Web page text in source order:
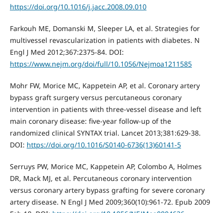
https://doi.org/10.1016/j.jacc.2008.09.010
Farkouh ME, Domanski M, Sleeper LA, et al. Strategies for
multivessel revascularization in patients with diabetes. N
Engl J Med 2012;367:2375-84. DOI:
https://www.nejm.org/doi/full/10.1056/Nejmoa1211585
Mohr FW, Morice MC, Kappetein AP, et al. Coronary artery
bypass graft surgery versus percutaneous coronary
intervention in patients with three-vessel disease and left
main coronary disease: five-year follow-up of the
randomized clinical SYNTAX trial. Lancet 2013;381:629-38.
DOI: https://doi.org/10.1016/S0140-6736(13)60141-5
Serruys PW, Morice MC, Kappetein AP, Colombo A, Holmes
DR, Mack MJ, et al. Percutaneous coronary intervention
versus coronary artery bypass grafting for severe coronary
artery disease. N Engl J Med 2009;360(10):961-72. Epub 2009